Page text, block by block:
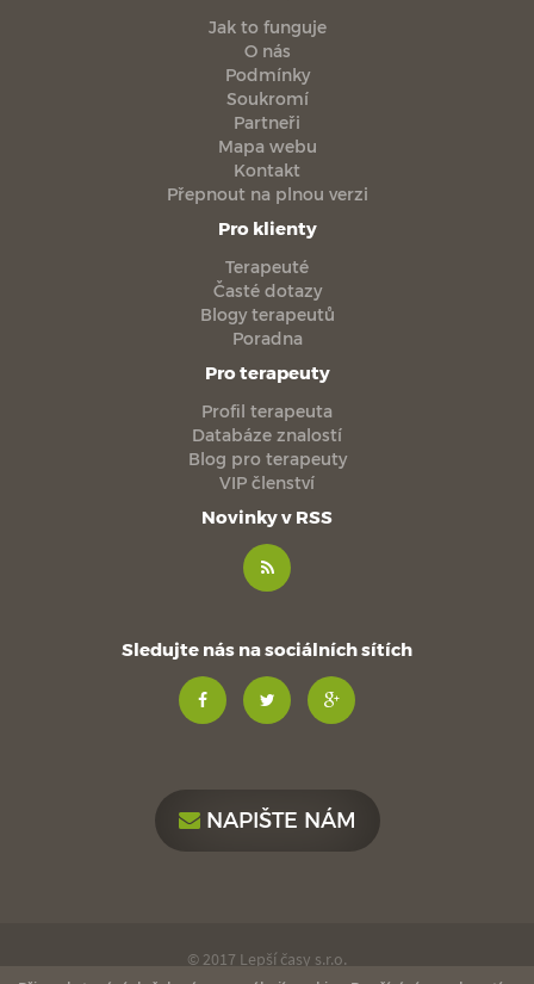
Jak to funguje
O nás
Podmínky
Soukromí
Partneři
Mapa webu
Kontakt
Přepnout na plnou verzi
Pro klienty
Terapeuté
Časté dotazy
Blogy terapeutů
Poradna
Pro terapeuty
Profil terapeuta
Databáze znalostí
Blog pro terapeuty
VIP členství
Novinky v RSS
Sledujte nás na sociálních sítích
NAPIŠTE NÁM
© 2017 Lepší časy s.r.o.